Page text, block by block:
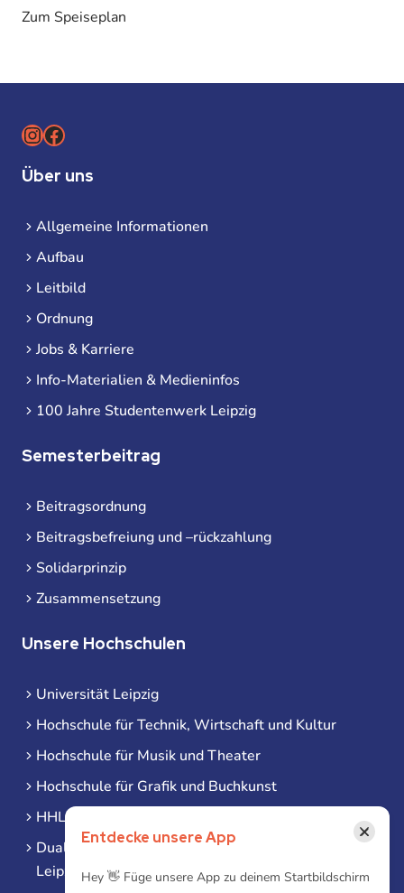
Zum Speiseplan
Instagram
Facebook
Über uns
Allgemeine Informationen
Aufbau
Leitbild
Ordnung
Jobs & Karriere
Info-Materialien & Medieninfos
100 Jahre Studentenwerk Leipzig
Semesterbeitrag
Beitragsordnung
Beitragsbefreiung und –rückzahlung
Solidarprinzip
Zusammensetzung
Unsere Hochschulen
Universität Leipzig
Hochschule für Technik, Wirtschaft und Kultur
Hochschule für Musik und Theater
Hochschule für Grafik und Buchkunst
HHL Leipzig
Duale Hochschule Sachsen (DHSN) am Standort
Leipzig
Entdecke unsere App ×
Hey 👋 Füge unsere App zu deinem Startbildschirm